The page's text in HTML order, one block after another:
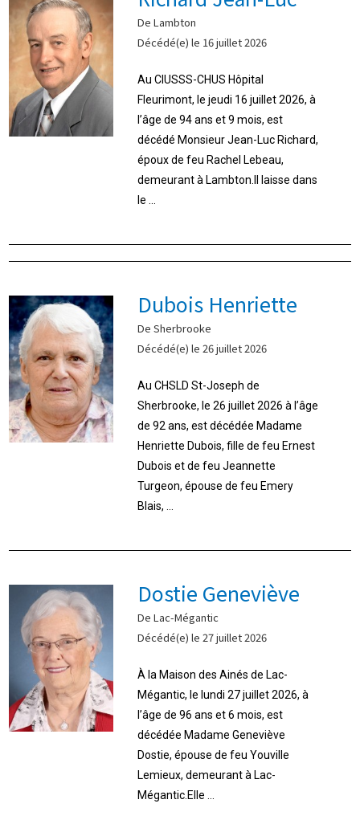
De Lambton
Décédé(e) le 16 juillet 2026
Au CIUSSS-CHUS Hôpital
Fleurimont, le jeudi 16 juillet 2026, à
l’âge de 94 ans et 9 mois, est
décédé Monsieur Jean-Luc Richard,
époux de feu Rachel Lebeau,
demeurant à Lambton.Il laisse dans
le ...
Dubois Henriette
De Sherbrooke
Décédé(e) le 26 juillet 2026
Au CHSLD St-Joseph de
Sherbrooke, le 26 juillet 2026 à l’âge
de 92 ans, est décédée Madame
Henriette Dubois, fille de feu Ernest
Dubois et de feu Jeannette
Turgeon, épouse de feu Emery
Blais, ...
Dostie Geneviève
De Lac-Mégantic
Décédé(e) le 27 juillet 2026
À la Maison des Ainés de Lac-
Mégantic, le lundi 27 juillet 2026, à
l’âge de 96 ans et 6 mois, est
décédée Madame Geneviève
Dostie, épouse de feu Youville
Lemieux, demeurant à Lac-
Mégantic.Elle ...